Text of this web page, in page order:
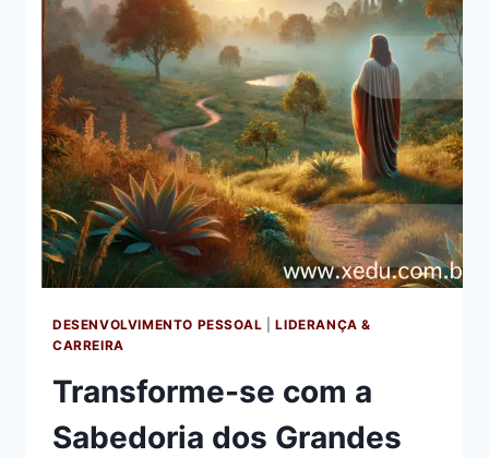
DESENVOLVIMENTO PESSOAL |LIDERANÇA &
CARREIRA
Transforme-se com a
Sabedoria dos Grandes